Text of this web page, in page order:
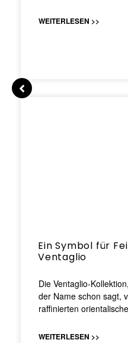
WEITERLESEN >>
Ein Symbol für
Ventaglio
Die Ventaglio-
der Name schon sagt,
raffinierten
WEITERLESEN >>